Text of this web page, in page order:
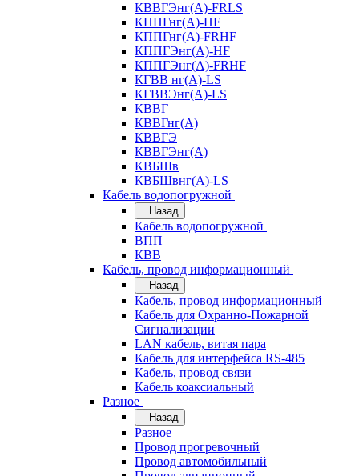
КВВГЭнг(А)-FRLS
КППГнг(А)-HF
КППГнг(А)-FRHF
КППГЭнг(А)-HF
КППГЭнг(А)-FRHF
КГВВ нг(А)-LS
КГВВЭнг(А)-LS
КВВГ
КВВГнг(А)
КВВГЭ
КВВГЭнг(А)
КВБШв
КВБШвнг(А)-LS
Кабель водопогружной
Назад
Кабель водопогружной
ВПП
КВВ
Кабель, провод информационный
Назад
Кабель, провод информационный
Кабель для Охранно-Пожарной
Сигнализации
LAN кабель, витая пара
Кабель для интерфейса RS-485
Кабель, провод связи
Кабель коаксиальный
Разное
Назад
Разное
Провод прогревочный
Провод автомобильный